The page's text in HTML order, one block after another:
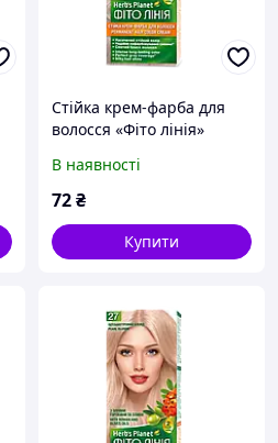
Стійка крем-фарба для
волосся «Фіто лінія»
блонд
В наявності
72₴
Купити